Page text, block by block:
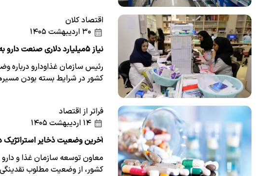
اقتصاد کلان
نیاز ۵میلیارد دلاری صنعت دارو به تخصیص ارز
رئیس سازمان غذاودارو
کشور در شرایط بسته بودن
فراتر از اقتصاد
آخرین وضعیت ذخایر استراتژیک
معاون توسعه سازمان غذا و
کشور، از وضعیت مطلوب نقدینگی